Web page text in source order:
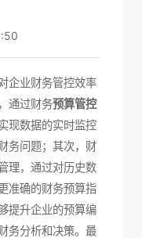
企业财务管控效率
通过财务预算管控
现数据的实时监控
务问题；其次，财
理，通过对历史数
准确的财务预算指
提升企业的预算编
务分析和决策。最